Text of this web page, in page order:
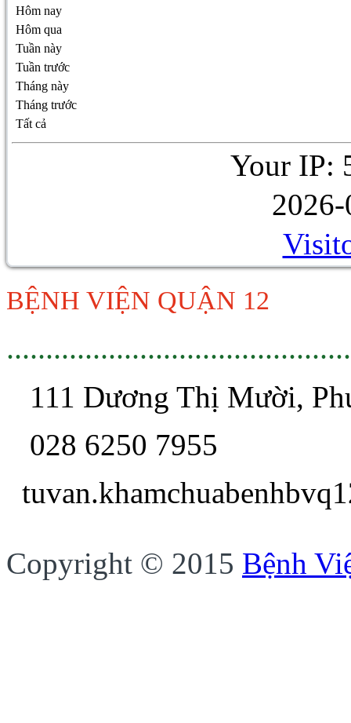
Hôm nay
Hôm qua
Tuần này
Tuần trước
Tháng này
Tháng trước
Tất cả
Your IP:
BỆNH VIỆN QUẬN 12
111 Dương Thị Mười,
028 6250 7955
Copyright © 2015 Bệnh